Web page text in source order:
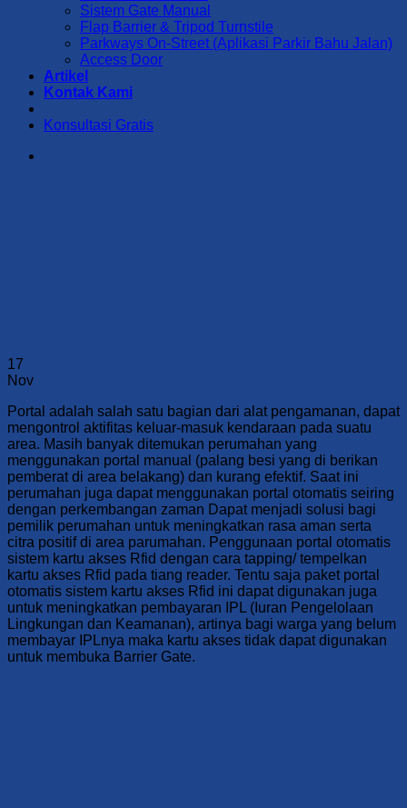
Sistem Gate Manual
Flap Barrier & Tripod Turnstile
Parkways On-Street (Aplikasi Parkir Bahu Jalan)
Access Door
Artikel
Kontak Kami
Konsultasi Gratis
17
Nov
Portal adalah salah satu bagian dari alat pengamanan, dapat
mengontrol aktifitas keluar-masuk kendaraan pada suatu
area. Masih banyak ditemukan perumahan yang
menggunakan portal manual (palang besi yang di berikan
pemberat di area belakang) dan kurang efektif. Saat ini
perumahan juga dapat menggunakan portal otomatis seiring
dengan perkembangan zaman Dapat menjadi solusi bagi
pemilik perumahan untuk meningkatkan rasa aman serta
citra positif di area parumahan. Penggunaan portal otomatis
sistem kartu akses Rfid dengan cara tapping/ tempelkan
kartu akses Rfid pada tiang reader. Tentu saja paket portal
otomatis sistem kartu akses Rfid ini dapat digunakan juga
untuk meningkatkan pembayaran IPL (Iuran Pengelolaan
Lingkungan dan Keamanan), artinya bagi warga yang belum
membayar IPLnya maka kartu akses tidak dapat digunakan
untuk membuka Barrier Gate.